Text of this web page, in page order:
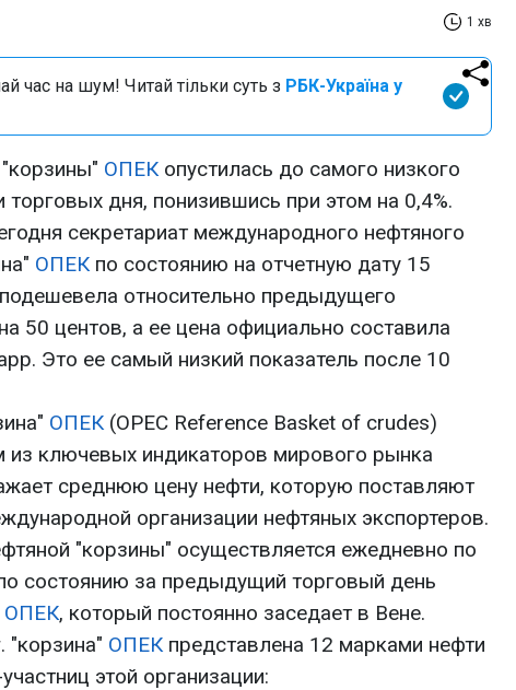
1 хв
час на шум! Читай тільки суть з РБК-Україна у
ОПЕКопустилась до самого низкого
торговых дня, понизившись при этом на 0,4%.
секретариат международного нефтяного
ОПЕКпо состоянию на отчетную дату 15
относительно предыдущего
50 центов, а ее цена официально составила
Это ее самый низкий показатель после 10
ОПЕК(OPEC Reference Basket of crudes)
из ключевых индикаторов мирового рынка
среднюю цену нефти, которую поставляют
организации нефтяных экспортеров.
"корзины" осуществляется ежедневно по
состоянию за предыдущий торговый день
ОПЕК, который постоянно заседает в Вене.
"корзина" ОПЕКпредставлена 12 марками нефти
этой организации: